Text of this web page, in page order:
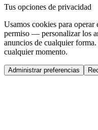
Tus opciones de privacidad
Usamos cookies para
permiso — personalizar los
anuncios de cualquier
cualquier momento.
Administrar preferencias